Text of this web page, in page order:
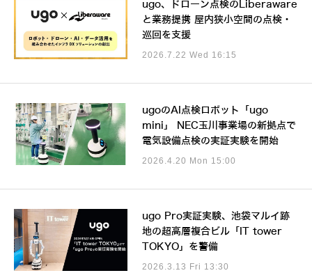
ugo、ドローン点検のLiberaware
と業務提携 屋内狭小空間の点検・
巡回を支援
2026.7.22 Wed 16:15
ugoのAI点検ロボット「ugo
mini」 NEC玉川事業場の新拠点で
電気設備点検の実証実験を開始
2026.4.20 Mon 15:00
ugo Pro実証実験、池袋マルイ跡
地の超高層複合ビル「IT tower
TOKYO」を警備
2026.3.13 Fri 13:30